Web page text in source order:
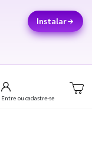
Instalar
Entre ou cadastre-se